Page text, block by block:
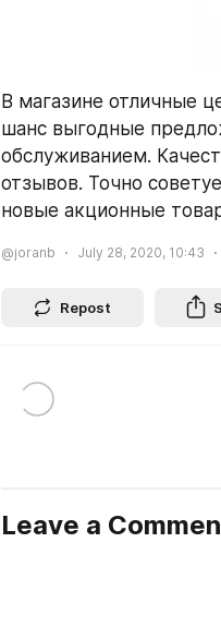
В магазине отличные
шанс выгодные
обслуживанием.
отзывов. Точно
новые акционные
@joranb July 28, 2020, 10:43
Repost
Leave a